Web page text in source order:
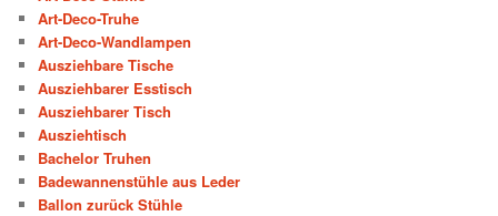
Art-Deco-Truhe
Art-Deco-Wandlampen
Ausziehbare Tische
Ausziehbarer Esstisch
Ausziehbarer Tisch
Ausziehtisch
Bachelor Truhen
Badewannenstühle aus Leder
Ballon zurück Stühle